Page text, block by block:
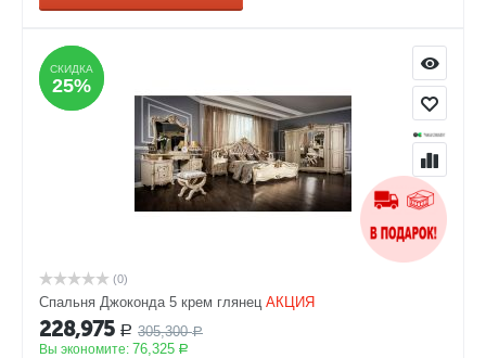
СКИДКА
25%
СКИДКА
25%
(0)
Спальня Джоконда 5 крем глянец АКЦИЯ
228,975 Р 305,300 Р
Вы экономите: 76,325 Р